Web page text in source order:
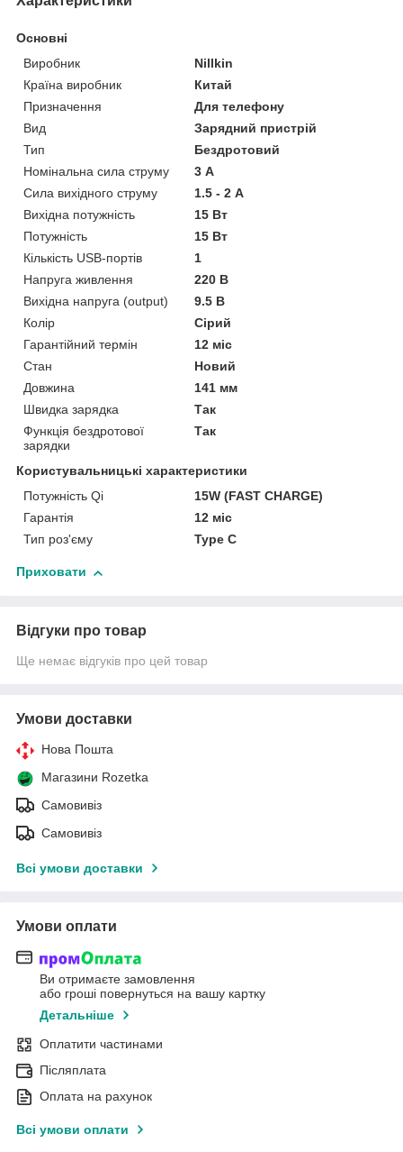
Основні
Виробник
Nillkin
Країна виробник
Китай
Призначення
Для телефону
Вид
Зарядний пристрій
Тип
Бездротовий
Номінальна сила струму
3 А
Сила вихідного струму
1.5 - 2 А
Вихідна потужність
15 Вт
Потужність
15 Вт
Кількість USB-портів
1
Напруга живлення
220 В
Вихідна напруга (output)
9.5 В
Колір
Сірий
Гарантійний термін
12 міс
Стан
Новий
Довжина
141 мм
Швидка зарядка
Так
Функція бездротової
зарядки
Так
Користувальницькі характеристики
Потужність Qi
15W (FAST CHARGE)
Гарантія
12 міс
Тип роз'єму
Type C
Приховати
Відгуки про товар
Ще немає відгуків про цей товар
Умови доставки
Нова Пошта
Магазини Rozetka
Самовивіз
Самовивіз
Всі умови доставки
Умови оплати
Ви отримаєте замовлення
або гроші повернуться на вашу картку
Детальніше
Оплатити частинами
Післяплата
Оплата на рахунок
Всі умови оплати